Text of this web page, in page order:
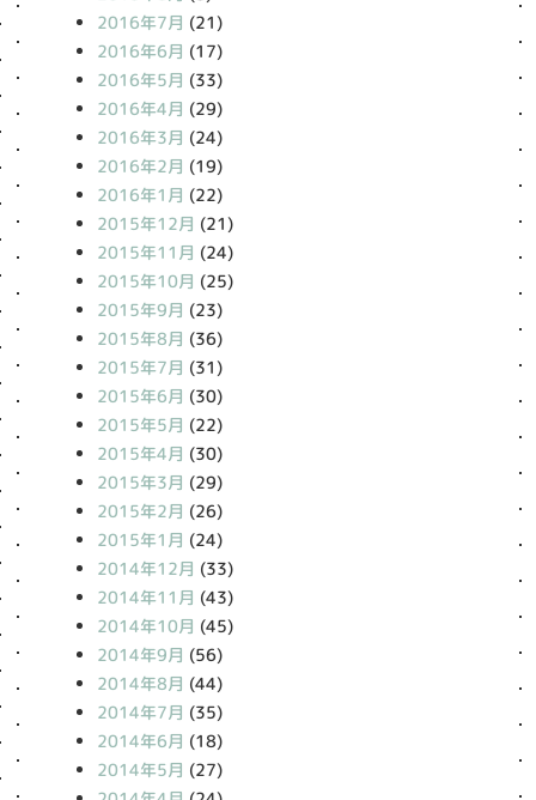
2016年7月 (21)
2016年6月 (17)
2016年5月 (33)
2016年4月 (29)
2016年3月 (24)
2016年2月 (19)
2016年1月 (22)
2015年12月 (21)
2015年11月 (24)
2015年10月 (25)
2015年9月 (23)
2015年8月 (36)
2015年7月 (31)
2015年6月 (30)
2015年5月 (22)
2015年4月 (30)
2015年3月 (29)
2015年2月 (26)
2015年1月 (24)
2014年12月 (33)
2014年11月 (43)
2014年10月 (45)
2014年9月 (56)
2014年8月 (44)
2014年7月 (35)
2014年6月 (18)
2014年5月 (27)